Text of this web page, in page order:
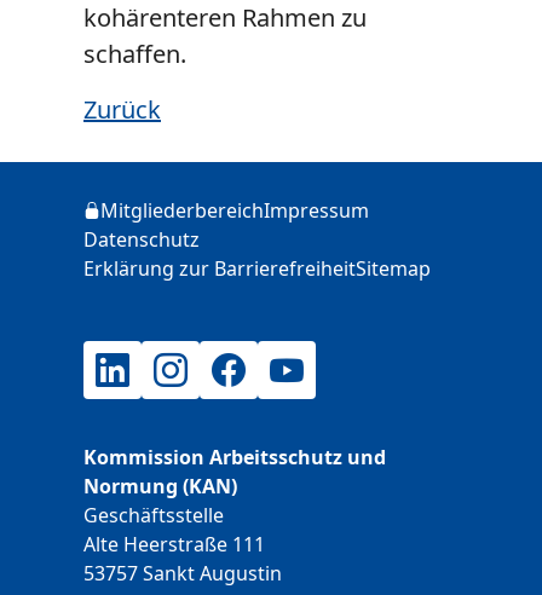
kohärenteren Rahmen zu
schaffen.
Zurück
Login
MitgliederbereichImpressum
Datenschutz
Erklärung zur BarrierefreiheitSitemap
LinkedInInstagramFacebookYouTube
Kommission Arbeitsschutz und
Normung (KAN)
Geschäftsstelle
Alte Heerstraße 111
53757 Sankt Augustin